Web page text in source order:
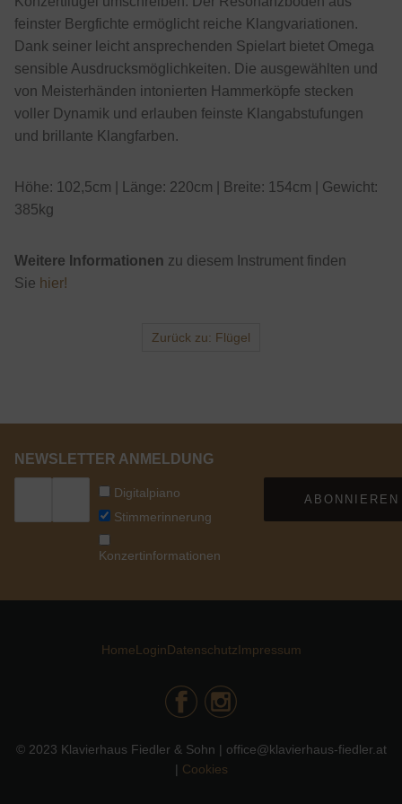
feinster Bergfichte ermöglicht reiche Klangvariationen.
Dank seiner leicht ansprechenden Spielart bietet Omega
sensible Ausdrucksmöglichkeiten. Die ausgewählten und
von Meisterhänden intonierten Hammerköpfe stecken
voller Dynamik und erlauben feinste Klangabstufungen
und brillante Klangfarben.
Höhe: 102,5cm | Länge: 220cm | Breite: 154cm | Gewicht:
385kg
Weitere Informationen zu diesem Instrument finden
Sie hier!
Zurück zu: Flügel
NEWSLETTER ANMELDUNG
Digitalpiano
Stimmerinnerung
Konzertinformationen
ABONNIEREN
HomeLoginDatenschutzImpressum
© 2023 Klavierhaus Fiedler & Sohn | office@klavierhaus-fiedler.at
| Cookies